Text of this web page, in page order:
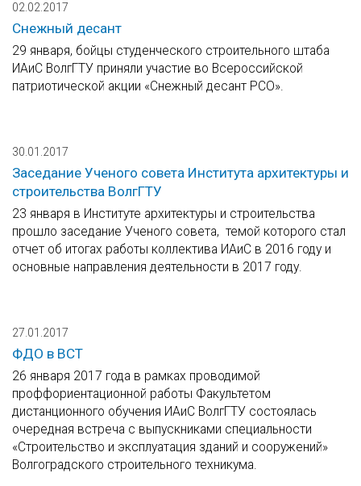
02.02.2017
Снежный десант
29 января, бойцы студенческого строительного штаба
ИАиС ВолгГТУ приняли участие во Всероссийской
патриотической акции «Снежный десант РСО».
30.01.2017
Заседание Ученого совета Института архитектуры и
строительства ВолгГТУ
23 января в Институте архитектуры и строительства
прошло заседание Ученого совета, темой которого стал
отчет об итогах работы коллектива ИАиС в 2016 году и
основные направления деятельности в 2017 году.
27.01.2017
ФДО в ВСТ
26 января 2017 года в рамках проводимой
проффориентационной работы Факультетом
дистанционного обучения ИАиС ВолгГТУ состоялась
очередная встреча с выпускниками специальности
«Строительство и эксплуатация зданий и сооружений»
Волгоградского строительного техникума.